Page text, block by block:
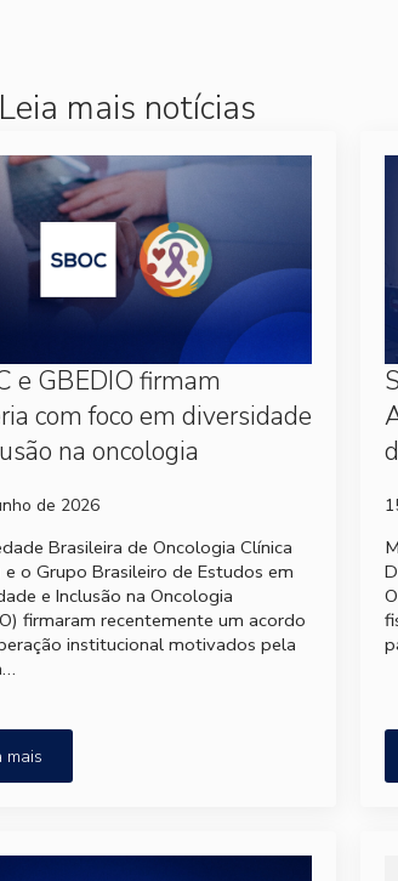
Leia mais notícias
e GBEDIO firmam
com foco em diversidade
na oncologia
de 2026
Brasileira de Oncologia Clínica
e o Grupo Brasileiro de Estudos em
e Inclusão na Oncologia
firmaram recentemente um acordo
institucional motivados pela
mais